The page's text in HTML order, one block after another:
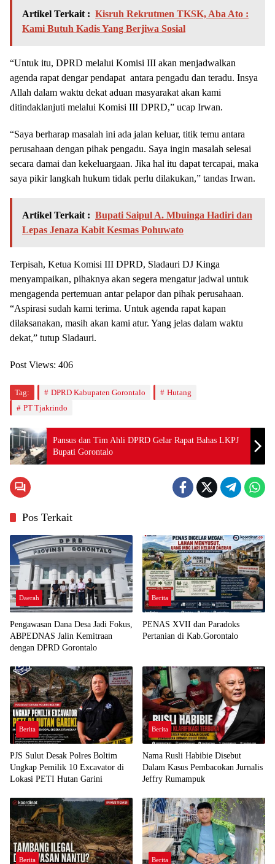
Artikel Terkait : Kisruh Rekrutmen TKSK, Aba Ato :
Kami Butuh Kadis Yang Berjiwa Sosial
“Untuk itu, DPRD melalui Komisi III akan menjadwalkan
agenda rapat dengar pendapat antara pengadu dan teradu. Insya
Allah dalam waktu dekat aduan masyarakat akan kami
ditindaklanjuti melalui Komisi III DPRD,” ucap Irwan.
“Saya berharap masalah ini ada jalan keluar, titik temu antara
perusahaan dengan pihak pengadu. Saya ingin masalah selesai
secara damai dan kekeluargaan. Jika hal itu dapat tercapai, maka
saya pikir langkah hukum tidak perlu dilakukan,” tandas Irwan.
Artikel Terkait : Bupati Saipul A. Mbuinga Hadiri dan
Lepas Jenaza Kabit Kesmas Pohuwato
Terpisah, Ketua Komisi III DPRD, Sladauri DJ Kinga
menyampaikan, pihaknya akan segera mengatur jadwal untuk
mengagenda pertemuan antar pelapor dan pihak perusahaan.
“Aspirasi sudah kami terima. Untuk agenda rapat kapan
dilaksanakan, masih akan kami atur. Yang jelas dalam waktu
dekat,” tutup Sladauri.
Post Views: 406
Tag: DPRD Kabupaten Gorontalo
Hutang
PT Tjakrindo
Pansus dan Tim Ahli DPRD Gelar Rapat Bahas LKPJ
Bupati Gorontalo
Pos Terkait
Daerah
Pengawasan Dana Desa Jadi Fokus,
ABPEDNAS Jalin Kemitraan
dengan DPRD Gorontalo
Berita
PENAS XVII dan Paradoks
Pertanian di Kab.Gorontalo
Berita
PJS Sulut Desak Polres Boltim
Ungkap Pemilik 10 Excavator di
Lokasi PETI Hutan Garini
Berita
Nama Rusli Habibie Disebut
Dalam Kasus Pembacokan Jurnalis
Jeffry Rumampuk
Berita Berita